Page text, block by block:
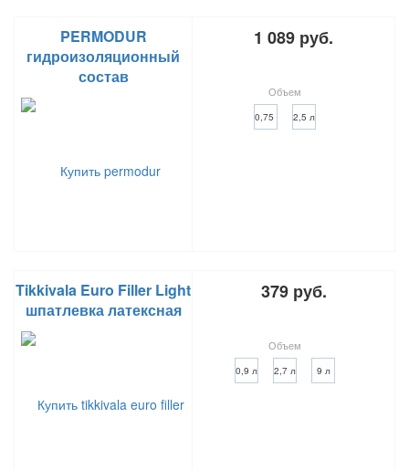
PERMODUR
гидроизоляционный
состав
1 089 руб.
Объем
0,75 л 2,5 л
Tikkivala Euro Filler Light
шпатлевка латексная
379 руб.
Объем
0,9 л 2,7 л 9 л